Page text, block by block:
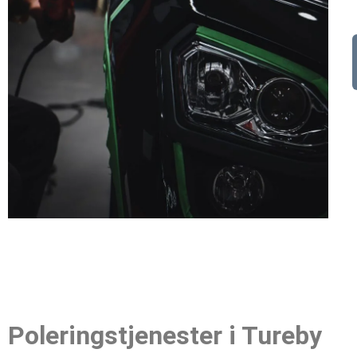
Poleringstjenester i Tureby